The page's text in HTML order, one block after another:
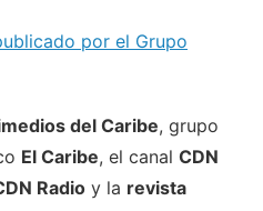
por el Grupo
del Caribe, grupo
El Caribe, el canal CDN
Radioy la revista